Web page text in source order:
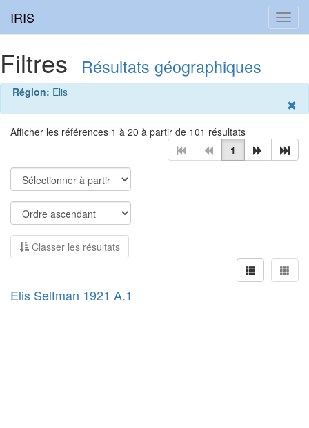
IRIS
Filtres Résultats géographiques
Région: Elis
Afficher les références 1 à 20 à partir de 101 résultats
1
Classer les résultats
Elis Seltman 1921 A.1